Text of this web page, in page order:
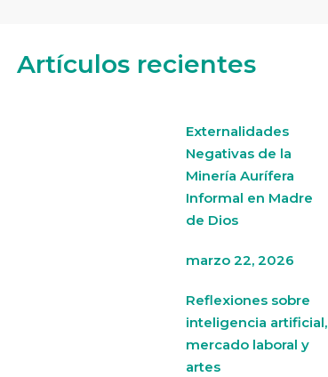
Artículos recientes
Externalidades
Negativas de la
Minería Aurífera
Informal en Madre
de Dios
marzo 22, 2026
Reflexiones sobre
inteligencia artificial,
mercado laboral y
artes